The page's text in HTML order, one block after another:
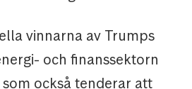
vinnarna av Trumps
och finanssektorn
också tenderar att